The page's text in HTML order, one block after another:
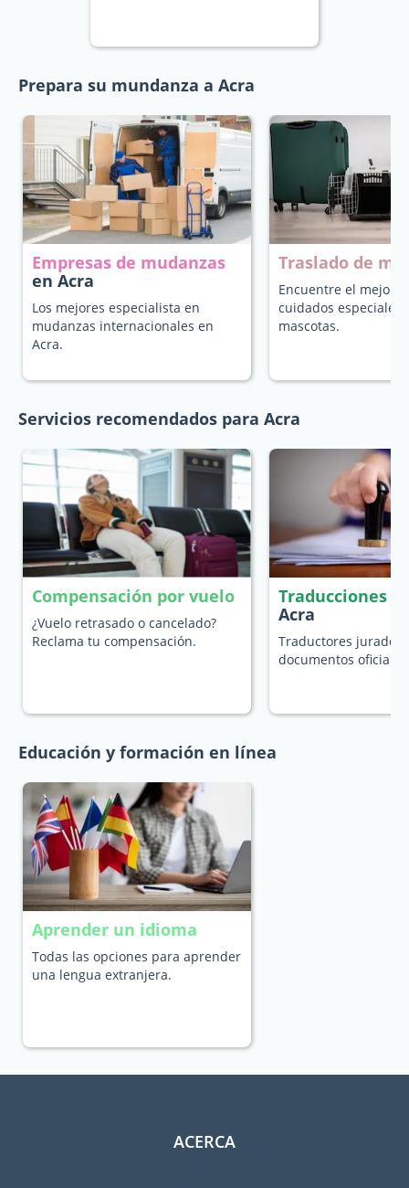
Prepara su mundanza a Acra
Empresas de mudanzas
en Acra
Los mejores especialista en
mudanzas internacionales en
Acra.
Traslado de
Encuentre el mejor
cuidados especiales
mascotas.
Servicios recomendados para Acra
Compensación por vuelo
¿Vuelo retrasado o cancelado?
Reclama tu compensación.
Traducciones
Acra
Traductores jurados
documentos
Educación y formación en línea
Aprender un idioma
Todas las opciones para aprender
una lengua extranjera.
ACERCA